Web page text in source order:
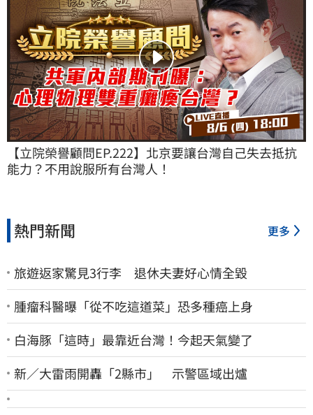
【立院榮譽顧問EP.222】北京要讓台灣自己失去抵抗
能力？不用說服所有台灣人！
熱門新聞 更多
旅遊返家驚見3行李 退休夫妻好心情全毀
腫瘤科醫曝「從不吃這道菜」恐多種癌上身
白海豚「這時」最靠近台灣！今起天氣變了
新／大雷雨開轟「2縣市」 示警區域出爐